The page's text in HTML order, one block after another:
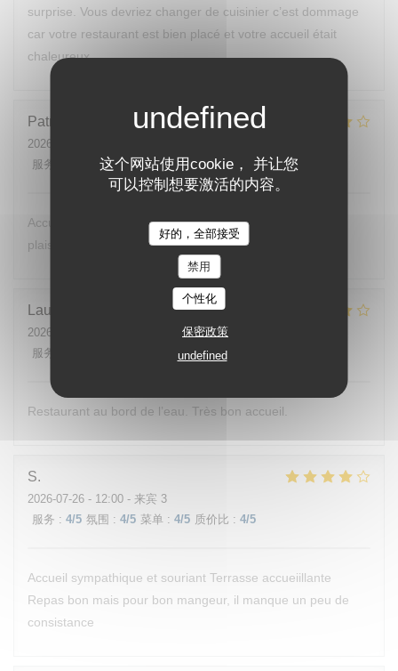
这个网站使用cookie， 并让您
可以控制想要激活的内容。
好的，全部接受
禁用
个性化
保密政策
undefined
surprise. Vous devriez changer de cuisinier c’est dommage
car votre restaurant est bien placé et votre accueil était
chaleureux.
Patrick
2026-07-24
服务
氛围: 4/5 菜单: 4/5 质价比: 4 /5
Accueil très agréable,. Je reviendrai avec beaucoup de
plaisir.
Laurent
2026-07-25
服务
4 /5 质价比
Restaurant au bord de l’eau. Très bon accueil.
S
2026-07-26 - 12:00 - 来宾 3
服务 : 4/5 氛围 : 4/5 菜单 : 4/5 质价比 : 4/5
Accueil sympathique et souriant Terrasse accueiillante
Repas bon mais pour bon mangeur, il manque un peu de
consistance